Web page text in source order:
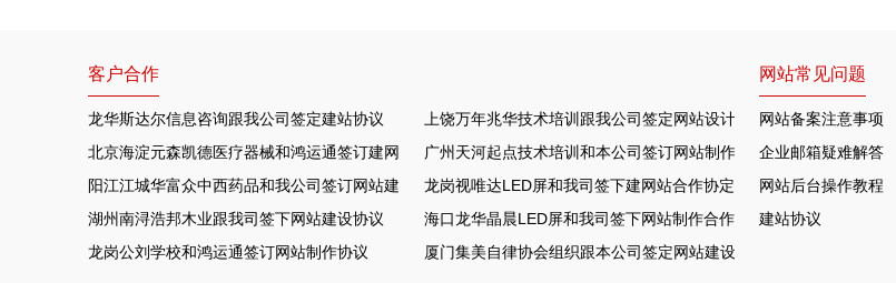
客户合作
龙华斯达尔信息咨询跟我公司签定建站协议
上饶万年兆华技术培训跟我公司签定网站设计合作协定
北京海淀元森凯德医疗器械和鸿运通签订建网站项目广州天河起点技术培训和本公司签订网站制作协议
阳江江城华富众中西药品和我公司签订网站建设协议龙岗视唯达LED屏和我司签下建网站合作协定
湖州南浔浩邦木业跟我司签下网站建设协议
海口龙华晶晨LED屏和我司签下网站制作合作协定
龙岗公刘学校和鸿运通签订网站制作协议
厦门集美自律协会组织跟本公司签定网站建设合约
网站常见问题
网站备案注意事项
企业邮箱疑难解答
网站后台操作教程
建站协议